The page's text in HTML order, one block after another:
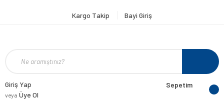
Kargo Takip Bayi Giriş
Giriş Yap
veya Üye Ol
Sepetim